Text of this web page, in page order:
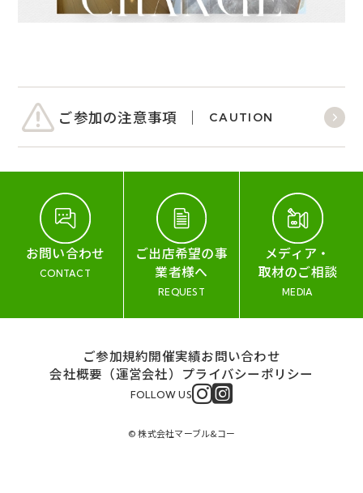
ご参加の注意事項 CAUTION
お問い合わせ
CONTACT
ご出店希望の事
業者様へ
REQUEST
メディア・
取材のご相談
MEDIA
ご参加規約開催実績お問い合わせ
会社概要（運営会社） プライバシーポリシー
FOLLOW US
© 株式会社マーブル&コー